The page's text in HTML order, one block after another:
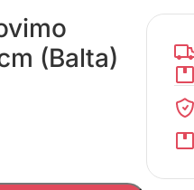
(Balta)